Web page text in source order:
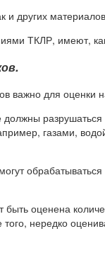
и других
ТКЛР, имеют,
важно для оценки
газами,
обрабатываться
быть оценена
нередко